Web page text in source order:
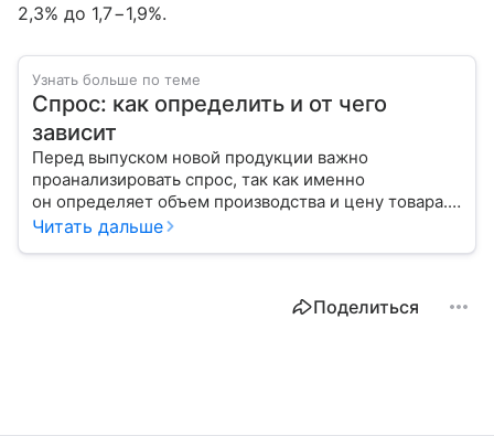
2,3% до 1,7−1,9%.
Узнать больше по теме
Спрос: как определить и от чего
зависит
Перед выпуском новой продукции важно
проанализировать спрос, так как именно
он определяет объем производства и цену товара.
С помощью эксперта расскажем, как рассчитать
Читать дальше
Поделиться